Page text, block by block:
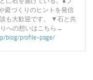
庭づくりのヒントを発信
も大歓迎です。 ▼石と共
への想いはこちら→
blog/profile-page/